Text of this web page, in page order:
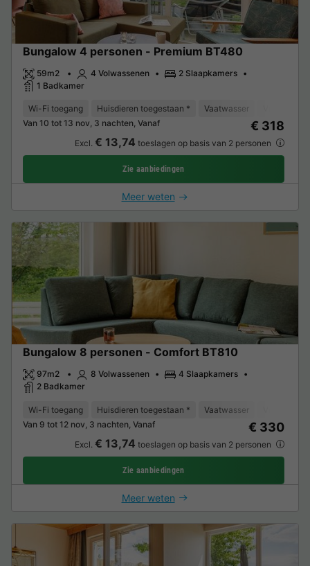
Bungalow 4 personen - Premium BT480
59m2 4 Volwassenen
2 Slaapkamers
1 Badkamer
Wi-Fi toegang Huisdieren toegestaan * Vaatwasser
Van 10 tot 13 nov, 3 nachten, Vanaf
€ 318
Excl. € 13,74 toeslagen op basis van 2 personen
Zie aanbiedingen
Meer weten
Bungalow 8 personen - Comfort BT810
97m2 8 Volwassenen
4 Slaapkamers
2 Badkamer
Wi-Fi toegang Huisdieren toegestaan * Vaatwasser
Van 9 tot 12 nov, 3 nachten, Vanaf
€ 330
Excl. € 13,74 toeslagen op basis van 2 personen
Zie aanbiedingen
Meer weten